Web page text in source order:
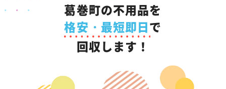
葛巻町の不用品を
格安・最短即日で
回収します！